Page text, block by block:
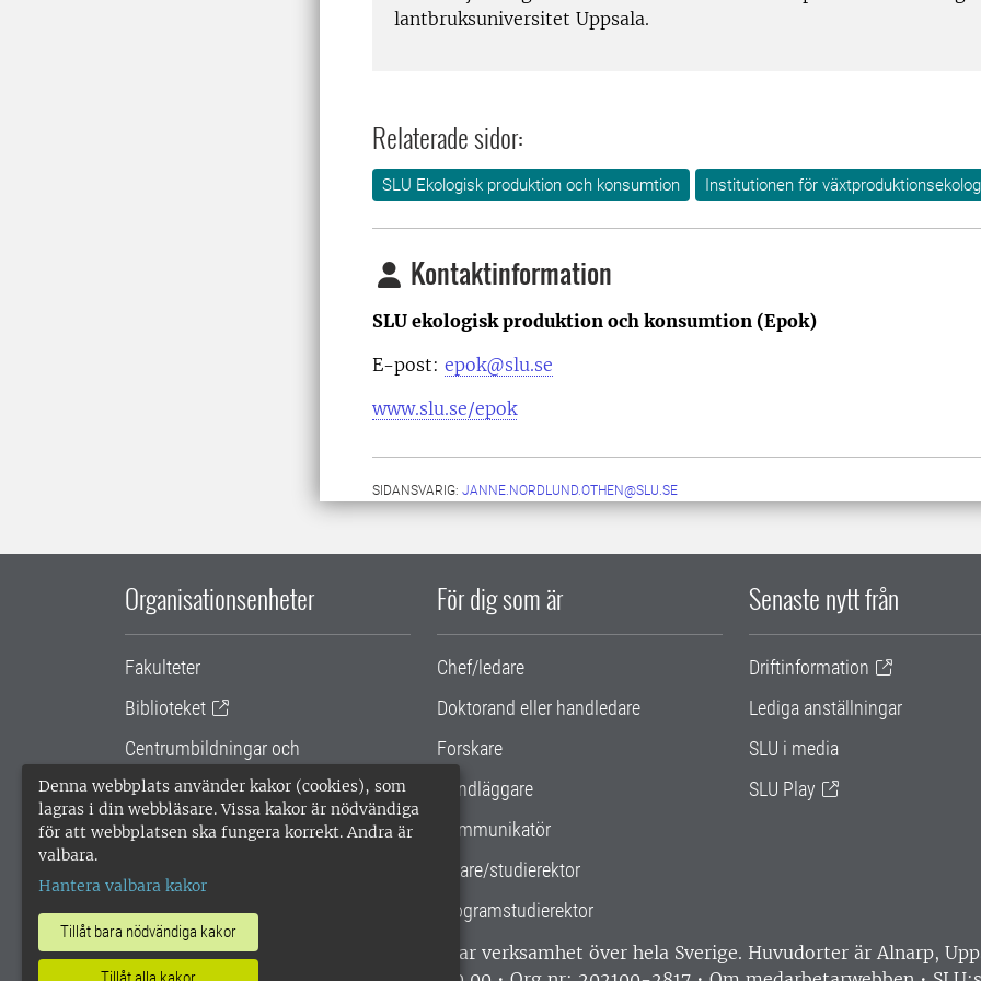
Denna webbplats använder kakor (cookies), som
lagras i din webbläsare. Vissa kakor är nödvändiga
för att webbplatsen ska fungera korrekt. Andra är
valbara.
Hantera valbara kakor
Tillåt bara nödvändiga kakor
lantbruksuniversitet Uppsala.
Relaterade sidor:
SLU Ekologisk produktion och konsumtion Institutionen för
Kontaktinformation
SLU ekologisk produktion och konsumtion (Epok)
E-post: epok@slu.se
www.slu.se/epok
SIDANSVARIG: JANNE.NORDLUND.OTHEN@SLU.SE
Organisationsenheter
Fakulteter
Biblioteket
Centrumbildningar och
samarbetsprojekt
Gemensamma verksamhetsstödet
För dig som är
Chef/ledare
Doktorand eller handledare
Forskare
Handläggare
Kommunikatör
Lärare/studierektor
Programstudierektor
Senaste nytt från
Driftinformation
Lediga anställningar
SLU i media
SLU Play
SLU, Sveriges lantbruksuniversitet, har verksamhet över hela Sverige. Huvudorter är Alnarp,